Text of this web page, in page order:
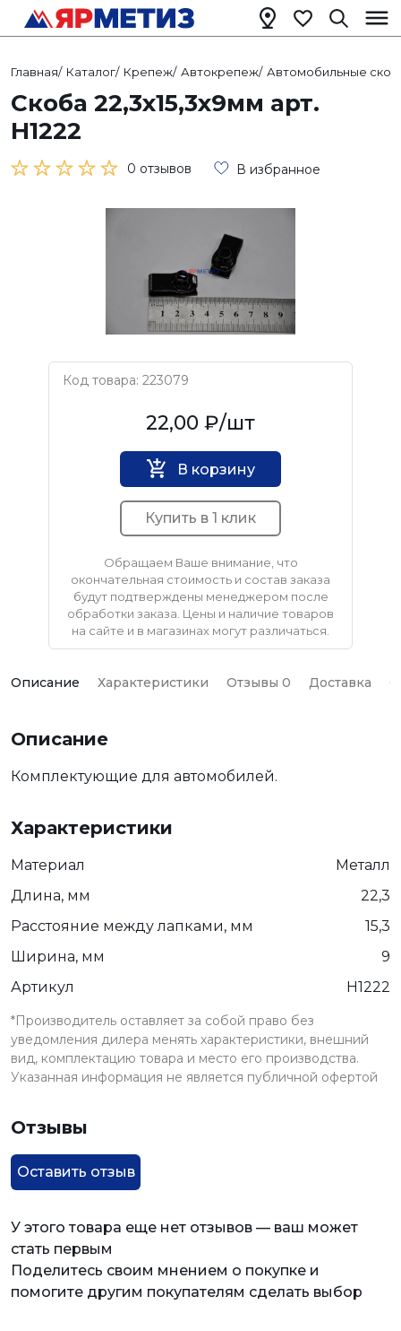
Главная/ Каталог/ Крепеж/ Автокрепеж/ Автомобильные
Скоба 22,3х15,3х9мм арт.
Н1222
0 отзывов В избранное
Код товара: 223079
Нет бренда22,00 ₽/шт
В корзину
Купить в 1 клик
Обращаем Ваше внимание, что
окончательная стоимость и состав заказа
будут подтверждены менеджером после
обработки заказа. Цены и наличие товаров
на сайте и в магазинах могут различаться.
Описание Характеристики Отзывы 0 Доставка
Описание
Комплектующие для автомобилей.
Характеристики
Материал
Металл
Длина, мм
22,3
Расстояние между лапками, мм
15,3
Ширина, мм
9
Артикул
H1222
*Производитель оставляет за собой право без
уведомления дилера менять характеристики, внешний
вид, комплектацию товара и место его производства.
Указанная информация не является публичной офертой
Отзывы
Оставить отзыв
У этого товара еще нет отзывов — ваш может
стать первым
Поделитесь своим мнением о покупке и
помогите другим покупателям сделать выбор